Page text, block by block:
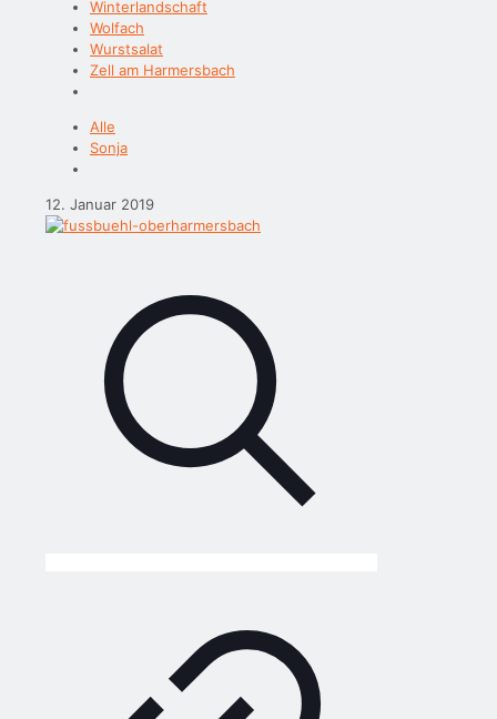
Winterlandschaft
Wolfach
Wurstsalat
Zell am Harmersbach
Alle
Sonja
12. Januar 2019